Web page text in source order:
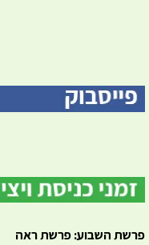
פרשת השבוע: פרשת ראה